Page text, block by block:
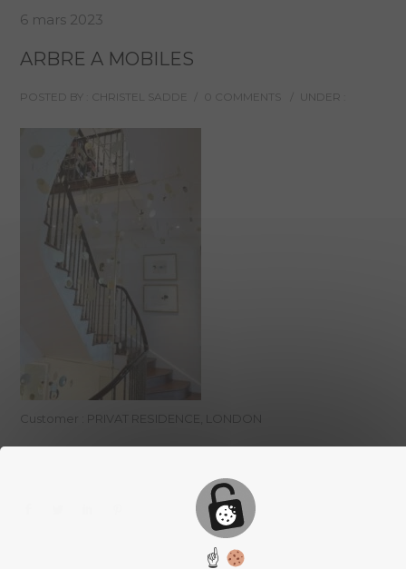
6 mars 2023
ARBRE A MOBILES
POSTED BY : CHRISTEL SADDE 0 COMMENTS UNDER :
Customer : PRIVAT RESIDENCE, LONDON
☝